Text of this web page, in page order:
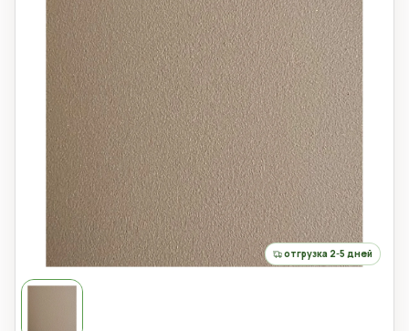
отгрузка 2-5 дней